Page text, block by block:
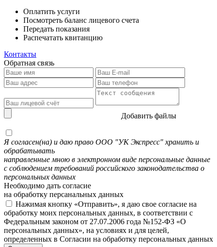
Оплатить услуги
Посмотреть баланс лицевого счета
Передать показания
Распечатать квитанцию
Контакты
Обратная связь
Добавить файлы
Я согласен(на) и даю право ООО "УК Экспресс" хранить и
обрабатывать
направленные мною в электронном виде персональные данные
с соблюдением требований российского законодательства о
персональных данных
Необходимо дать согласие
на обработку персанальных данных
Нажимая кнопку «Отправить», я даю свое согласие на
обработку моих персональных данных, в соответствии с
Федеральным законом от 27.07.2006 года №152-ФЗ «О
персональных данных», на условиях и для целей,
определенных в Согласии на обработку персональных данных